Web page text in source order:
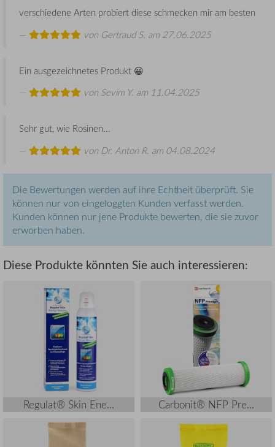
verschiedene Arten probiert diese schmecken mir am besten
von Gertraud S. am 27.06.2025
Ein ausgezeichnetes Produkt 😀
von Sevim Y. am 11.04.2025
Sehr gut, wie Rosinen...
von Dr. Anton R. am 04.08.2024
Die Bewertungen werden auf ihre Echtheit überprüft. Sie
können nur von eingeloggten Kunden verfasst werden.
Kunden können nur jene Produkte bewerten, die sie zuvor
erworben haben.
Diese Produkte könnten Sie auch interessieren:
Regulat® Skin Ene... Carbonit® NFP Pre...